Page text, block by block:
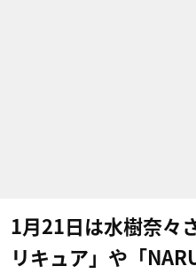
1月21日は水樹奈々
リキュア」や「